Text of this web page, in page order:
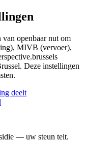
van openbaar nut om
MIVB (vervoer),
Deze instellingen
deelt
— uw steun telt.